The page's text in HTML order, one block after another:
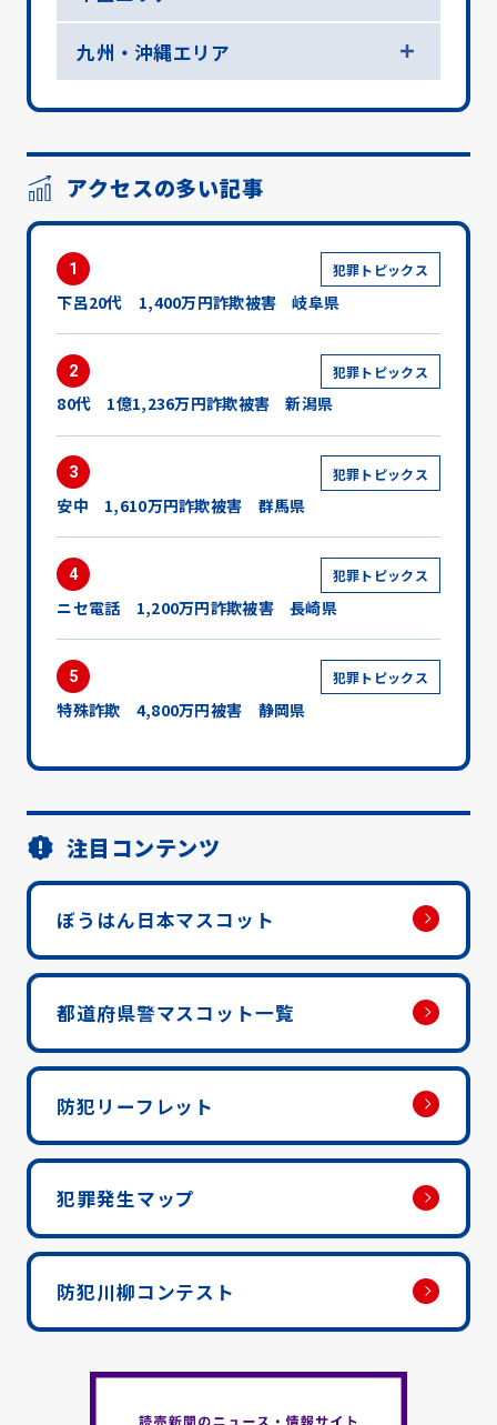
九州・沖縄エリア
アクセスの多い記事
1 犯罪トピックス
下呂20代 1,400万円詐欺被害 岐阜県
2 犯罪トピックス
80代 1億1,236万円詐欺被害 新潟県
3 犯罪トピックス
安中 1,610万円詐欺被害 群馬県
4 犯罪トピックス
ニセ電話 1,200万円詐欺被害 長崎県
5 犯罪トピックス
特殊詐欺 4,800万円被害 静岡県
注目コンテンツ
ぼうはん日本マスコット
都道府県警マスコット一覧
防犯リーフレット
犯罪発生マップ
防犯川柳コンテスト